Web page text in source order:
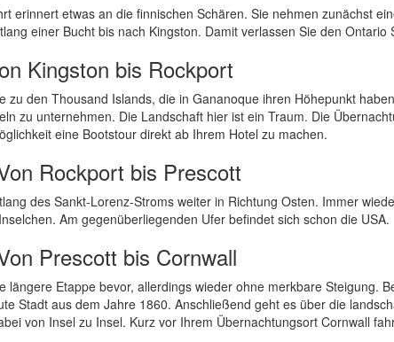
erinnert etwas an die finnischen Schären. Sie nehmen zunächst
einer Bucht bis nach Kingston. Damit verlassen Sie den
Kingston bis Rockport
zu den Thousand Islands, die in Gananoque ihren Höhepunkt
zu unternehmen. Die Landschaft hier ist ein Traum. Die
eine Bootstour direkt ab Ihrem Hotel zu machen.
Rockport bis Prescott
des Sankt-Lorenz-Stroms weiter in Richtung Osten. Immer
Am gegenüberliegenden Ufer befindet sich schon die USA.
Prescott bis Cornwall
längere Etappe bevor, allerdings wieder ohne merkbare Steigung.
Stadt aus dem Jahre 1860. Anschließend geht es über die
von Insel zu Insel. Kurz vor Ihrem Übernachtungsort Cornwall